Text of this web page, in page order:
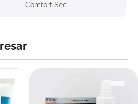
Comfort Sec